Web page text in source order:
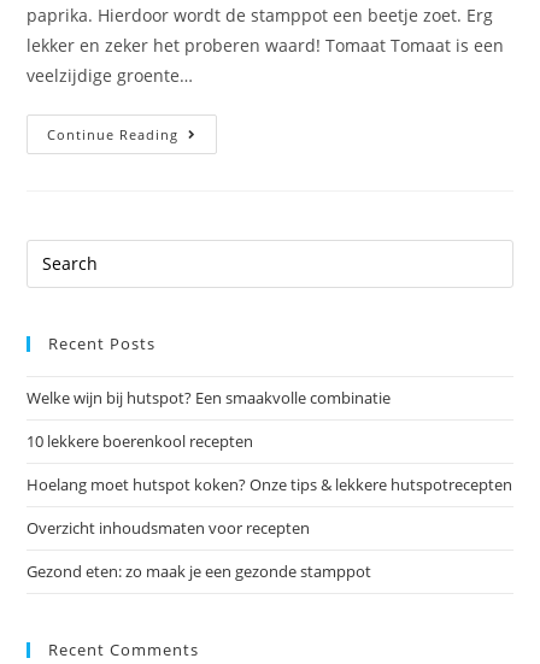
paprika. Hierdoor wordt de stamppot een beetje zoet. Erg
lekker en zeker het proberen waard! Tomaat Tomaat is een
veelzijdige groente…
Continue Reading
Recent Posts
Welke wijn bij hutspot? Een smaakvolle combinatie
10 lekkere boerenkool recepten
Hoelang moet hutspot koken? Onze tips & lekkere hutspotrecepten
Overzicht inhoudsmaten voor recepten
Gezond eten: zo maak je een gezonde stamppot
Recent Comments